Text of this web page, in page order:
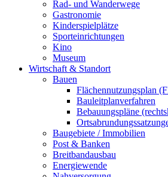
Rad- und Wanderwege
Gastronomie
Kinderspielplätze
Sporteinrichtungen
Kino
Museum
Wirtschaft & Standort
Bauen
Flächennutzungsplan
Bauleitplanverfahren
Bebauungspläne
Baugebiete / Immobilien
Post & Banken
Breitbandausbau
Energiewende